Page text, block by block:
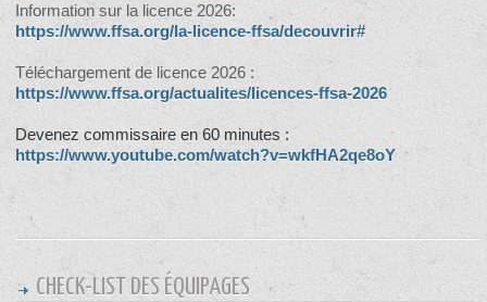
Information sur la licence 2026:
https://www.ffsa.org/la-licence-ffsa/decouvrir#
Téléchargement de licence 2026 :
https://www.ffsa.org/actualites/licences-ffsa-2026
Devenez commissaire en 60 minutes :
https://www.youtube.com/watch?v=wkfHA2qe8oY
CHECK-LIST DES ÉQUIPAGES